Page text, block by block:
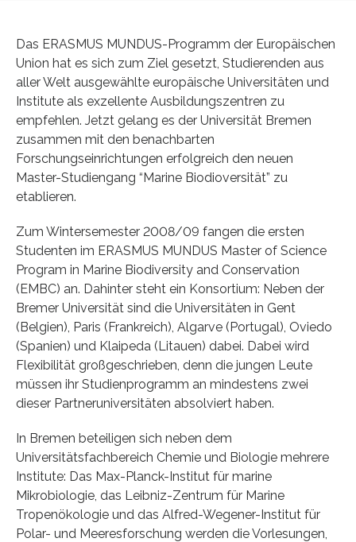
Das ERASMUS MUNDUS-Programm der Europäischen
Union hat es sich zum Ziel gesetzt, Studierenden aus
aller Welt ausgewählte europäische Universitäten und
Institute als exzellente Ausbildungszentren zu
empfehlen. Jetzt gelang es der Universität Bremen
zusammen mit den benachbarten
Forschungseinrichtungen erfolgreich den neuen
Master-Studiengang “Marine Biodioversität” zu
etablieren.
Zum Wintersemester 2008/09 fangen die ersten
Studenten im ERASMUS MUNDUS Master of Science
Program in Marine Biodiversity and Conservation
(EMBC) an. Dahinter steht ein Konsortium: Neben der
Bremer Universität sind die Universitäten in Gent
(Belgien), Paris (Frankreich), Algarve (Portugal), Oviedo
(Spanien) und Klaipeda (Litauen) dabei. Dabei wird
Flexibilität großgeschrieben, denn die jungen Leute
müssen ihr Studienprogramm an mindestens zwei
dieser Partneruniversitäten absolviert haben.
In Bremen beteiligen sich neben dem
Universitätsfachbereich Chemie und Biologie mehrere
Institute: Das Max-Planck-Institut für marine
Mikrobiologie, das Leibniz-Zentrum für Marine
Tropenökologie und das Alfred-Wegener-Institut für
Polar- und Meeresforschung werden die Vorlesungen,